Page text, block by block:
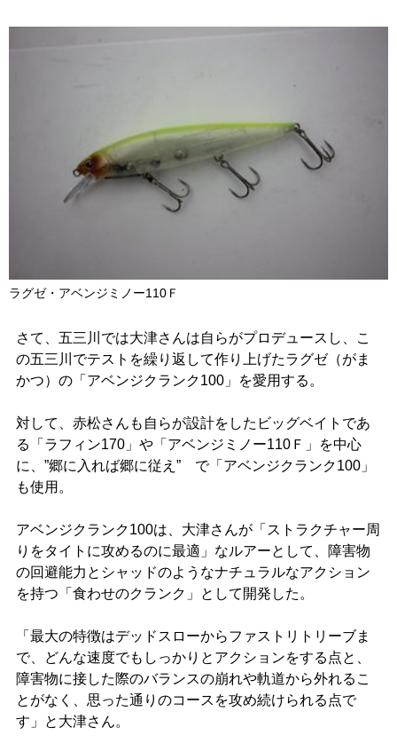
ラグゼ・アベンジミノー110Ｆ
さて、五三川では大津さんは自らがプロデュースし、こ
の五三川でテストを繰り返して作り上げたラグゼ（がま
かつ）の「アベンジクランク100」を愛用する。
対して、赤松さんも自らが設計をしたビッグベイトであ
る「ラフィン170」や「アベンジミノー110Ｆ」を中心
に、”郷に入れば郷に従え” で「アベンジクランク100」
も使用。
アベンジクランク100は、大津さんが「ストラクチャー周
りをタイトに攻めるのに最適」なルアーとして、障害物
の回避能力とシャッドのようなナチュラルなアクション
を持つ「食わせのクランク」として開発した。
「最大の特徴はデッドスローからファストリトリーブま
で、どんな速度でもしっかりとアクションをする点と、
障害物に接した際のバランスの崩れや軌道から外れるこ
とがなく、思った通りのコースを攻め続けられる点で
す」と大津さん。